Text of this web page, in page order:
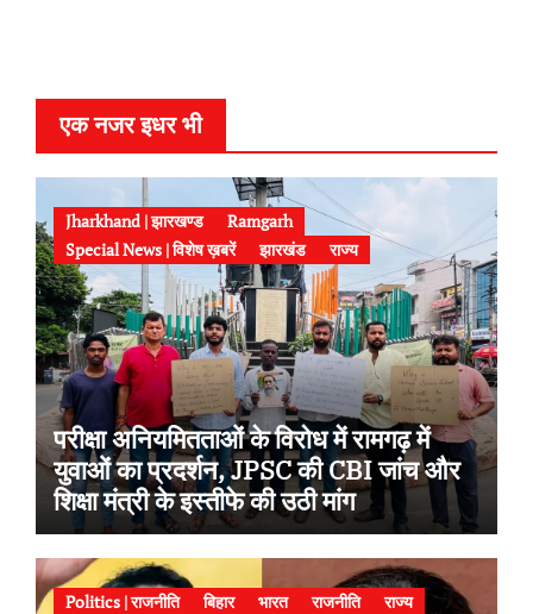
एक नजर इधर भी
Jharkhand | झारखण्ड
Ramgarh
Special News | विशेष ख़बरें
झारखंड राज्य
परीक्षा अनियमितताओं के विरोध में रामगढ़ में
युवाओं का प्रदर्शन, JPSC की CBI जांच और
शिक्षा मंत्री के इस्तीफे की उठी मांग
Politics | राजनीति बिहार भारत राजनीति राज्य